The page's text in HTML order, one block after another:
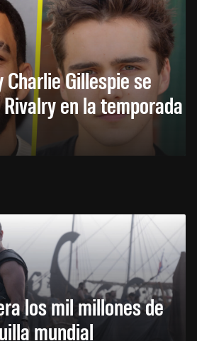
Gillespie se
en la temporada
los mil millones de
mundial